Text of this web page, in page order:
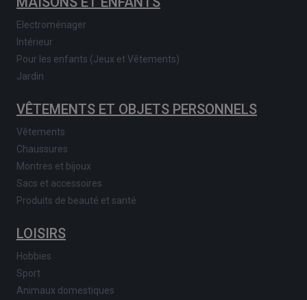
Electroménager
Intérieur
Pour les enfants (Jeux et Vêtements)
Jardin
VÊTEMENTS ET OBJETS PERSONNELS
Vêtements
Chaussures
Montres et bijoux
Sacs et accessoires
Produits de beauté et santé
LOISIRS
Hobbies
Sport
Animaux domestiques